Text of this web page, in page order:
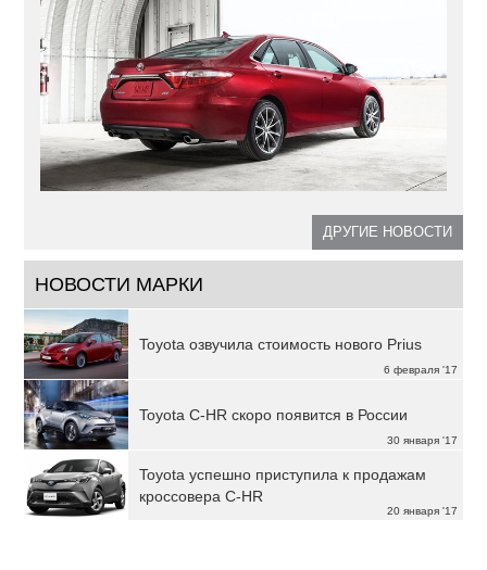
ДРУГИЕ НОВОСТИ
НОВОСТИ МАРКИ
6 февраля '17
Toyota озвучила стоимость нового Prius
30 января '17
Toyota C-HR скоро появится в России
20 января '17
Toyota успешно приступила к продажам
кроссовера C-HR